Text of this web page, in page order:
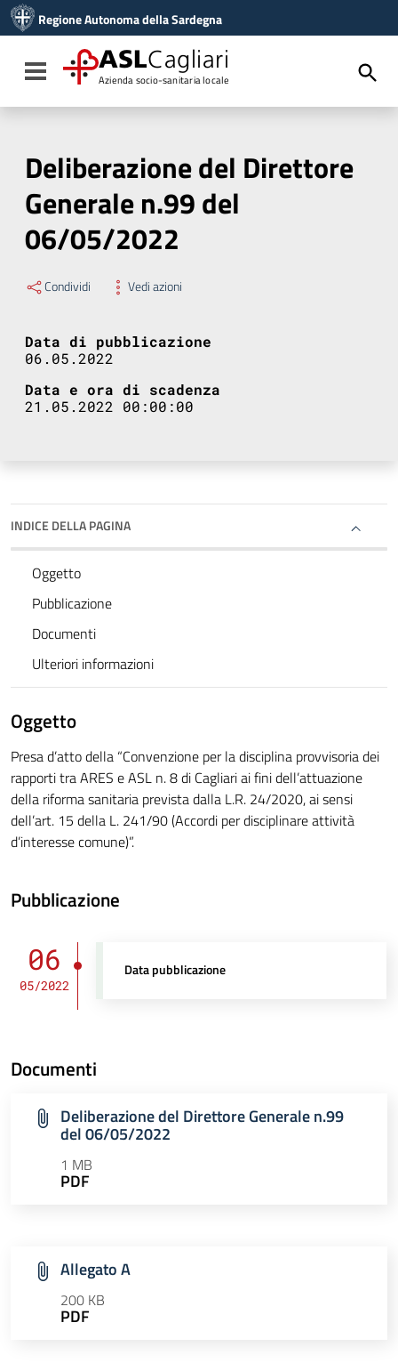
Vai al menu di navigazione
Vai al footer
Regione Autonoma della Sardegna
Toggle navigation
ASLCagliari
Azienda socio-sanitaria locale
Deliberazione del Direttore
Generale n.99 del
06/05/2022
Condividi Vedi azioni
Data di pubblicazione
06.05.2022
Data e ora di scadenza
21.05.2022 00:00:00
INDICE DELLA PAGINA
Oggetto
Pubblicazione
Documenti
Ulteriori informazioni
Oggetto
Presa d’atto della “Convenzione per la disciplina provvisoria dei
rapporti tra ARES e ASL n. 8 di Cagliari ai fini dell’attuazione
della riforma sanitaria prevista dalla L.R. 24/2020, ai sensi
dell’art. 15 della L. 241/90 (Accordi per disciplinare attività
d’interesse comune)”.
Pubblicazione
06
05/2022
Data pubblicazione
Documenti
Deliberazione del Direttore Generale n.99
del 06/05/2022
1 MB
PDF
Allegato A
200 KB
PDF